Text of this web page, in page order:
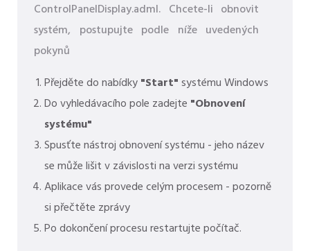
ControlPanelDisplay.adml. Chcete-li obnovit
systém, postupujte podle níže uvedených
pokynů
Přejděte do nabídky"Start"systému Windows
Do vyhledávacího pole zadejte "Obnovení
systému"
Spusťte nástroj obnovení systému - jeho název
se může lišit v závislosti na verzi systému
Aplikace vás provede celým procesem - pozorně
si přečtěte zprávy
Po dokončení procesu restartujte počítač.